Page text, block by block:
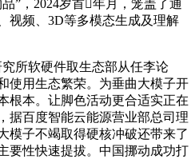
”，2024岁首年月，笼盖了通
视频、3D等多模态生成及理解
所软硬件取生态部从任李论
使用生态繁荣。为垂曲大模子开
根本。让脚色活动更合适实正在
据百度智能云能源营业部总司理
模子不竭取得硬核冲破还带来了
要性快速提拔。中国挪动成功打